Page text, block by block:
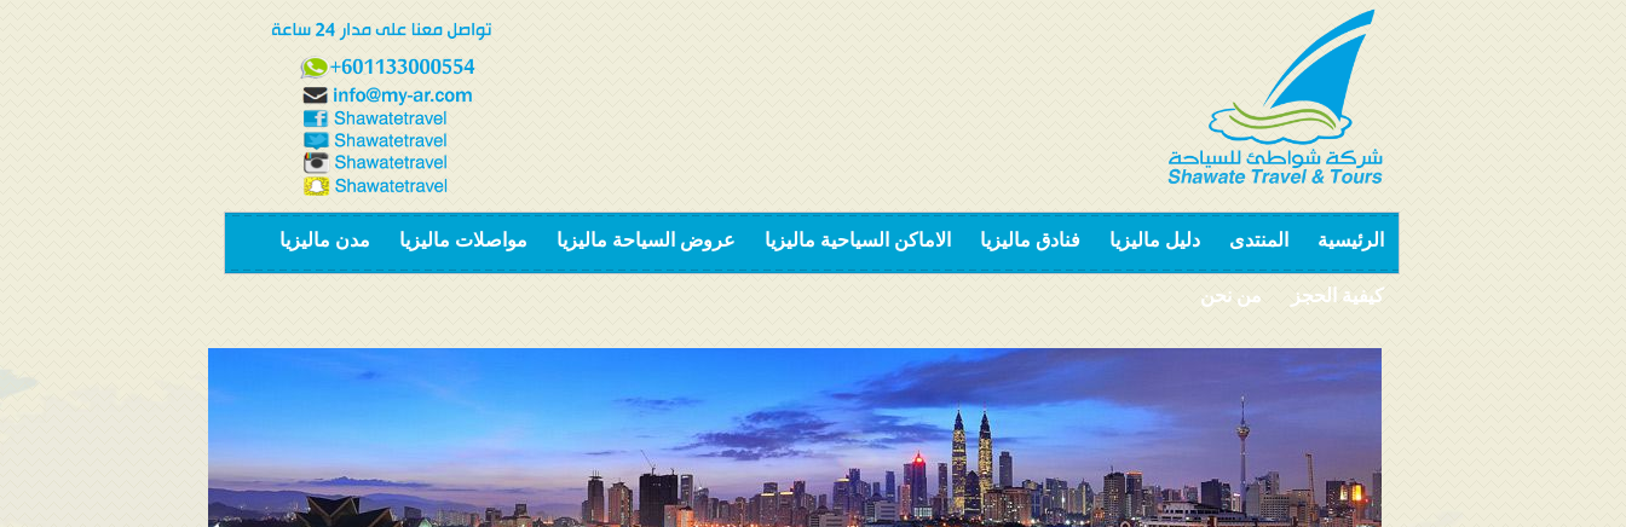
الرئيسية المنتدى دليل ماليزيا فنادق ماليزيا الاماكن السياحية ماليزيا عروض السياحة ماليزيا مواصلات ماليزيا مدن ماليزيا
كيفية الحجز من نحن